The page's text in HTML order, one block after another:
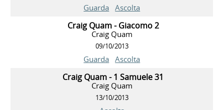
Guarda Ascolta
Craig Quam - Giacomo 2
Craig Quam
09/10/2013
Guarda Ascolta
Craig Quam - 1 Samuele 31
Craig Quam
13/10/2013